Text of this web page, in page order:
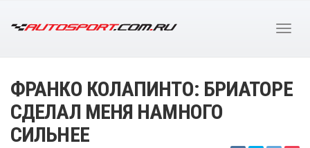
ФРАНКО КОЛАПИНТО: БРИАТОРЕ
СДЕЛАЛ МЕНЯ НАМНОГО
СИЛЬНЕЕ